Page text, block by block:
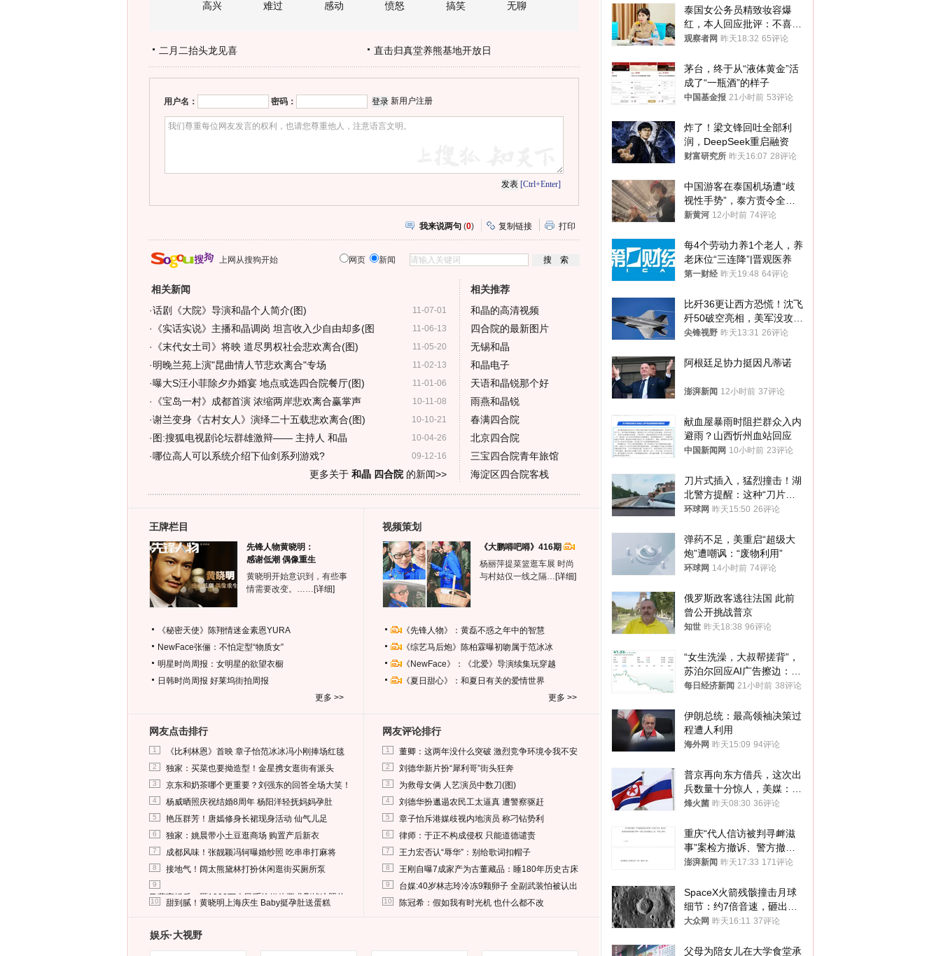
高兴 难过 感动 愤怒 搞笑 无聊
二月二抬头龙见喜 直击归真堂养熊基地开放日
用户名： 密码： 新用户注册
[Ctrl+Enter]
我来说两句 (0) 复制链接 打印
上网从搜狗开始 网页 新闻
相关新闻
11-07-01
·话剧《大院》导演和晶个人简介(图)
11-06-13
· 《实话实说》主播和晶调岗 坦言收入少自由却多(图
11-05-20
· 《末代女土司》将映 道尽男权社会悲欢离合(图)
11-02-13
·明晚兰苑上演"昆曲情人节悲欢离合"专场
11-01-06
·曝大S汪小菲除夕办婚宴 地点或选四合院餐厅(图)
10-11-08
· 《宝岛一村》成都首演 浓缩两岸悲欢离合赢掌声
10-10-21
·谢兰变身《古村女人》演绎二十五载悲欢离合(图)
10-04-26
· 图:搜狐电视剧论坛群雄激辩—— 主持人 和晶
09-12-16
·哪位高人可以系统介绍下仙剑系列游戏?
更多关于 和晶 四合院的新闻>>
相关推荐
和晶的高清视频
四合院的最新图片
无锡和晶
和晶电子
天语和晶锐那个好
雨燕和晶锐
春满四合院
北京四合院
三宝四合院青年旅馆
海淀区四合院客栈
王牌栏目
先锋人物黄晓明：
感谢低潮 偶像重生
黄晓明开始意识到，有些事
情需要改变。…… [详细]
《秘密天使》陈翔情迷金素恩YURA
NewFace张俪：不怕定型“物质女”
明星时尚周报：女明星的欲望衣橱
日韩时尚周报 好莱坞街拍周报
更多 >>
视频策划
《大鹏嘚吧嘚》416期
杨丽萍提菜篮逛车展 时尚
与村姑仅一线之隔… [详细]
《先锋人物》：黄磊不惑之年中的智慧
《综艺马后炮》陈柏霖曝初吻属于范冰冰
《NewFace》：《北爱》导演续集玩穿越
《夏日甜心》：和夏日有关的爱情世界
更多 >>
网友点击排行
1 《比利林恩》首映 章子怡范冰冰冯小刚捧场红毯
2 独家：买菜也要拗造型！金星携女逛街有派头
3 京东和奶茶哪个更重要？刘强东的回答全场大笑！
4 杨威晒照庆祝结婚8周年 杨阳洋轻抚妈妈孕肚
5 艳压群芳！唐嫣修身长裙现身活动 仙气儿足
6 独家：姚晨带小土豆逛商场 购置产后新衣
7 成都风味！张靓颖冯轲曝婚纱照 吃串串打麻将
8 接地气！阔太熊黛林打扮休闲逛街买厕所泵
9
马蓉离婚后，砸1000万人民币给媒体要求删掉这照片
10 甜到腻！黄晓明上海庆生 Baby挺孕肚送蛋糕
网友评论排行
1 董卿：这两年没什么突破 激烈竞争环境令我不安
2 刘德华新片扮“犀利哥”街头狂奔
3 为救母女俩 人艺演员中数刀(图)
4 刘德华扮邋遢农民工太逼真 遭警察驱赶
5 章子怡斥港媒歧视内地演员 称刁钻势利
6 律师：于正不构成侵权 只能道德谴责
7 王力宏否认“辱华”：别给歌词扣帽子
8 王刚自曝7成家产为古董藏品：睡180年历史古床
9 台媒:40岁林志玲冷冻9颗卵子 全副武装怕被认出
10 陈冠希：假如我有时光机 也什么都不改
娱乐·大视野
泰国女公务员精致妆容爆
红，本人回应批评：不喜欢
就别看
观察者网 昨天18:32 65评论
茅台，终于从“液体黄金”活
成了“一瓶酒”的样子
中国基金报 21小时前 53评论
炸了！梁文锋回吐全部利
润，DeepSeek重启融资
财富研究所 昨天16:07 28评论
中国游客在泰国机场遭“歧
视性手势”，泰方责令全面
调查，对责任人采取最严厉
新黄河 12小时前 74评论
每4个劳动力养1个老人，养
老床位“三连降”|晋观医养
第一财经 昨天19:48 64评论
比歼36更让西方恐慌！沈飞
歼50破空亮相，美军没攻克
的技术被拿下
尖锋视野 昨天13:31 26评论
阿根廷足协力挺因凡蒂诺
澎湃新闻 12小时前 37评论
献血屋暴雨时阻拦群众入内
避雨？山西忻州血站回应
中国新闻网 10小时前 23评论
刀片式插入，猛烈撞击！湖
北警方提醒：这种“刀片超
车”，太危险了
环球网 昨天15:50 26评论
弹药不足，美重启“超级大
炮”遭嘲讽：“废物利用”
环球网 14小时前 74评论
俄罗斯政客逃往法国 此前
曾公开挑战普京
知世 昨天18:38 96评论
“女生洗澡，大叔帮搓背”，
苏泊尔回应AI广告擦边：视
频全下架，已强化内容管理
每日经济新闻 21小时前 38评论
伊朗总统：最高领袖决策过
程遭人利用
海外网 昨天15:09 94评论
普京再向东方借兵，这次出
兵数量十分惊人，美媒：俄
朝要动真格？
烽火菌 昨天08:30 36评论
重庆“代人信访被判寻衅滋
事”案检方撤诉、警方撤
案，两被告人获国赔
澎湃新闻 昨天17:33 171评论
SpaceX火箭残骸撞击月球
细节：约7倍音速，砸出直
径约30米撞击坑
大众网 昨天16:11 37评论
父母为陪女儿在大学食堂承